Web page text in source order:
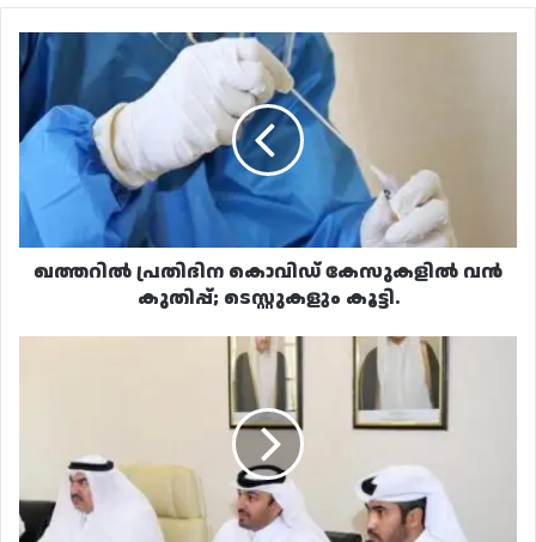
ഖത്തറിൽ
പ്രതിദിന
കൊവിഡ്
കേസുകളിൽ
വൻ
കുതിപ്പ്;
ടെസ്റ്റുകളും
കൂട്ടി.
ഖത്തറിൽ പ്രതിദിന കൊവിഡ് കേസുകളിൽ വൻ
കുതിപ്പ്; ടെസ്റ്റുകളും കൂട്ടി.
പരിപാടിയിൽ
പങ്കെടുത്ത്
ഖത്തർ